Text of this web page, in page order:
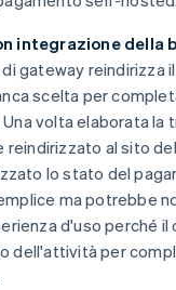
integrazione della
gateway reindirizza
scelta per
volta elaborata la
reindirizzato al sito
lo stato del
ma potrebbe
d'uso perché il
dell'attività per